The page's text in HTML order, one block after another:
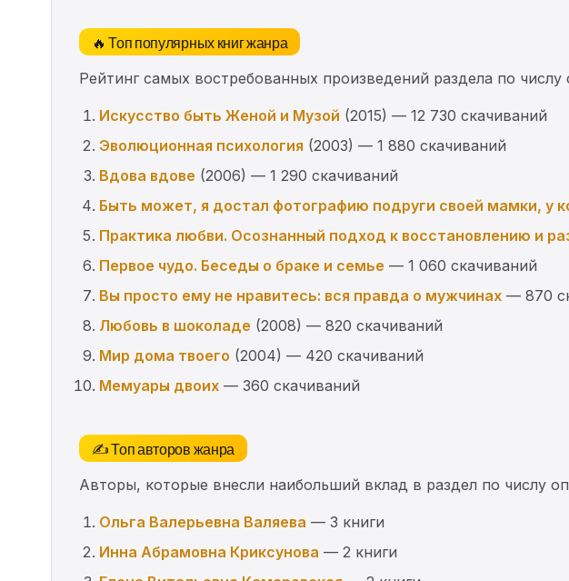
🔥 Топ популярных книг жанра
Рейтинг самых востребованных произведений раздела по числу
Искусство быть Женой и Музой (2015) — 12 730 скачиваний
Эволюционная психология (2003) — 1 880 скачиваний
Вдова вдове (2006) — 1 290 скачиваний
Быть может, я достал фотографию подруги своей мамки, у
Практика любви. Осознанный подход к восстановлению и
Первое чудо. Беседы о браке и семье — 1 060 скачиваний
Вы просто ему не нравитесь: вся правда о мужчинах — 870
Любовь в шоколаде (2008) — 820 скачиваний
Мир дома твоего (2004) — 420 скачиваний
Мемуары двоих — 360 скачиваний
✍️ Топ авторов жанра
Авторы, которые внесли наибольший вклад в раздел по числу
Ольга Валерьевна Валяева — 3 книги
Инна Абрамовна Криксунова — 2 книги